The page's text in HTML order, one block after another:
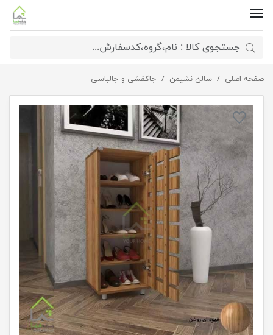
صفحه اصلی سالن نشیمن جاکفشی و جالباسیجاکفشی با طراحی زیبا و مدرن